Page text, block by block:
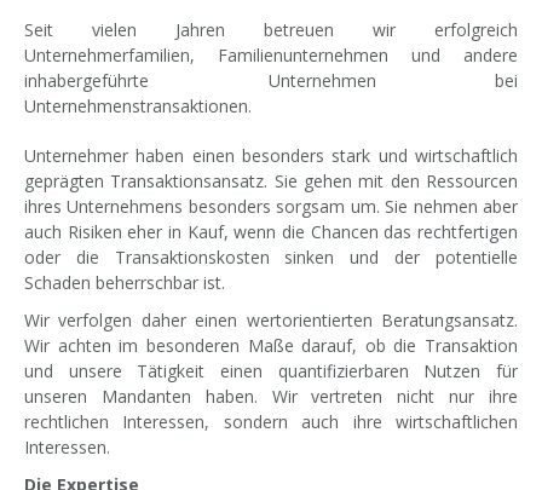
Seit vielen Jahren betreuen wir erfolgreich
Unternehmerfamilien, Familienunternehmen und andere
inhabergeführte Unternehmen bei
Unternehmenstransaktionen.
Unternehmer haben einen besonders stark und wirtschaftlich
geprägten Transaktionsansatz. Sie gehen mit den Ressourcen
ihres Unternehmens besonders sorgsam um. Sie nehmen aber
auch Risiken eher in Kauf, wenn die Chancen das rechtfertigen
oder die Transaktionskosten sinken und der potentielle
Schaden beherrschbar ist.
Wir verfolgen daher einen wertorientierten Beratungsansatz.
Wir achten im besonderen Maße darauf, ob die Transaktion
und unsere Tätigkeit einen quantifizierbaren Nutzen für
unseren Mandanten haben. Wir vertreten nicht nur ihre
rechtlichen Interessen, sondern auch ihre wirtschaftlichen
Interessen.
Die Expertise